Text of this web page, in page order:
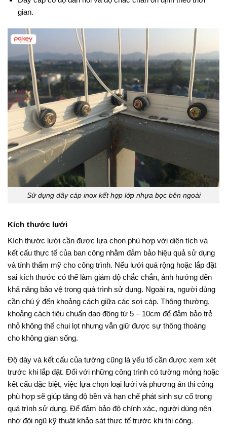
gian.
Sử dụng dây cáp inox kết hợp lớp nhựa bọc bên ngoài
Kích thước lưới
Kích thước lưới cần được lựa chọn phù hợp với diện tích và
kết cấu thực tế của ban công nhằm đảm bảo hiệu quả sử dụng
và tính thẩm mỹ cho công trình. Nếu lưới quá rộng hoặc lắp đặt
sai kích thước có thể làm giảm độ chắc chắn, ảnh hưởng đến
khả năng bảo vệ trong quá trình sử dụng. Ngoài ra, người dùng
cần chú ý đến khoảng cách giữa các sợi cáp. Thông thường,
khoảng cách tiêu chuẩn dao động từ 5 – 10cm để đảm bảo trẻ
nhỏ không thể chui lọt nhưng vẫn giữ được sự thông thoáng
cho không gian sống.
Độ dày và kết cấu của tường cũng là yếu tố cần được xem xét
trước khi lắp đặt. Đối với những công trình có tường mỏng hoặc
kết cấu đặc biệt, việc lựa chọn loại lưới và phương án thi công
phù hợp sẽ giúp tăng độ bền và hạn chế phát sinh sự cố trong
quá trình sử dụng. Để đảm bảo độ chính xác, người dùng nên
nhờ đội ngũ kỹ thuật khảo sát thực tế trước khi thi công.